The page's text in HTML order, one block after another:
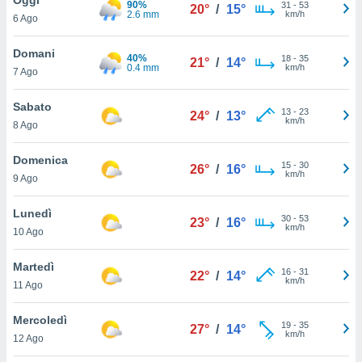
è
al sito
di
ci
di
il
un
la
nella
6 Ago
90%
2.6 mm
20° / 15° 31 - 53
km/h
Domani
7 Ago
40%
0.4 mm
21° / 14° 18- 35
km/h
Sabato
8 Ago
24° / 13° 13- 23
km/h
Domenica
9 Ago
26° / 16° 15- 30
km/h
Lunedì
10 Ago
23° / 16° 30- 53
km/h
Martedì
11 Ago
22° / 14° 16- 31
km/h
Mercoledì
12 Ago
27° / 14° 19- 35
km/h